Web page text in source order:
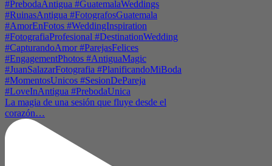
La magia de una sesión que fluye desde el
corazón…